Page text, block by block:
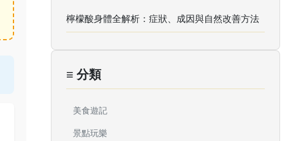
檸檬酸身體全解析：症狀、成因與自然改善方法
≡ 分類
美食遊記
景點玩樂